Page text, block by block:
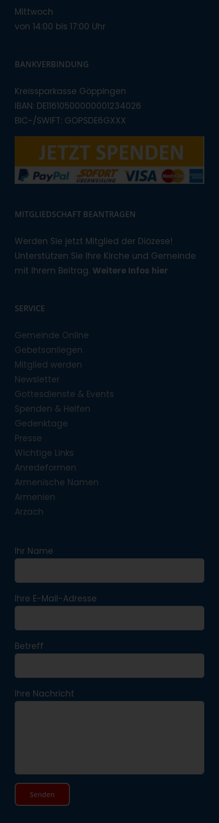
Mittwoch
von 14:00 bis 17:00 Uhr
BANKVERBINDUNG
Kreissparkasse Göppingen
IBAN: DE11610500000001234026
BIC-/SWIFT: GOPSDE6GXXX
MITGLIEDSCHAFT BEANTRAGEN
Werden Sie jetzt Mitglied der Diözese!
Unterstützen Sie Ihre Kirche und Gemeinde
mit Ihrem Beitrag. Weitere Infos hier
SERVICE
Gemeinde Online
Gebetsanliegen
Mitglied werden
Newsletter
Gottesdienste & Events
Spenden & Helfen
Gedenktage
Presse
Wichtige Links
Anredeformen
Armenische Namen
Armenien
Arzach
Ihr Name
Ihre E-Mail-Adresse
Betreff
Ihre Nachricht